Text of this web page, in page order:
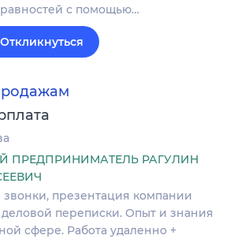
с помощью…
Откликнуться
ПРЕДПРИНИМАТЕЛЬ РАГУЛИН
презентация компании
переписки. Опыт и знания
сфере. Работа удаленно +